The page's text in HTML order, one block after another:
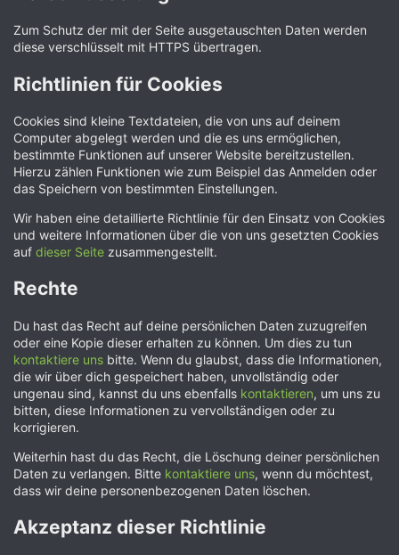
Zum Schutz der mit der Seite ausgetauschten Daten werden
diese verschlüsselt mit HTTPS übertragen.
Richtlinien für Cookies
Cookies sind kleine Textdateien, die von uns auf deinem
Computer abgelegt werden und die es uns ermöglichen,
bestimmte Funktionen auf unserer Website bereitzustellen.
Hierzu zählen Funktionen wie zum Beispiel das Anmelden oder
das Speichern von bestimmten Einstellungen.
Wir haben eine detaillierte Richtlinie für den Einsatz von Cookies
und weitere Informationen über die von uns gesetzten Cookies
auf dieser Seite zusammengestellt.
Rechte
Du hast das Recht auf deine persönlichen Daten zuzugreifen
oder eine Kopie dieser erhalten zu können. Um dies zu tun
kontaktiere uns bitte. Wenn du glaubst, dass die Informationen,
die wir über dich gespeichert haben, unvollständig oder
ungenau sind, kannst du uns ebenfalls kontaktieren, um uns zu
bitten, diese Informationen zu vervollständigen oder zu
korrigieren.
Weiterhin hast du das Recht, die Löschung deiner persönlichen
Daten zu verlangen. Bitte kontaktiere uns, wenn du möchtest,
dass wir deine personenbezogenen Daten löschen.
Akzeptanz dieser Richtlinie